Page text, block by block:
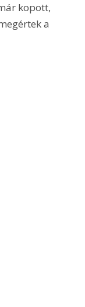
kopott,
a